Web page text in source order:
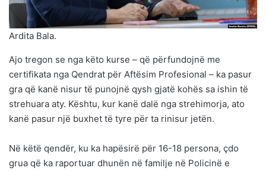
Ardita Bala.
Ajo tregon se nga këto kurse – që përfundojnë me
certifikata nga Qendrat për Aftësim Profesional – ka pasur
gra që kanë nisur të punojnë qysh gjatë kohës sa ishin të
strehuara aty. Kështu, kur kanë dalë nga strehimorja, ato
kanë pasur një buxhet të tyre për ta rinisur jetën.
Në këtë qendër, ku ka hapësirë për 16-18 persona, çdo
grua që ka raportuar dhunën në familje në Policinë e